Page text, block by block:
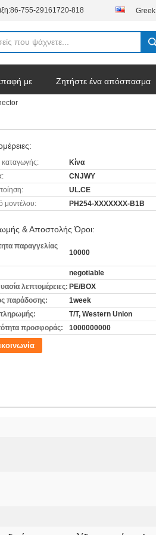
86-755-29161720-818 Greek
με Ζητήστε ένα απόσπασμα
Κίνα
CNJWY
UL.CE
μοντέλου:
PH254-XXXXXXX-B1B
& Αποστολής Όροι:
παραγγελίας
10000
negotiable
λεπτομέρειες: PE/BOX
παράδοσης:
1week
T/T, Western Union
προσφοράς:
1000000000